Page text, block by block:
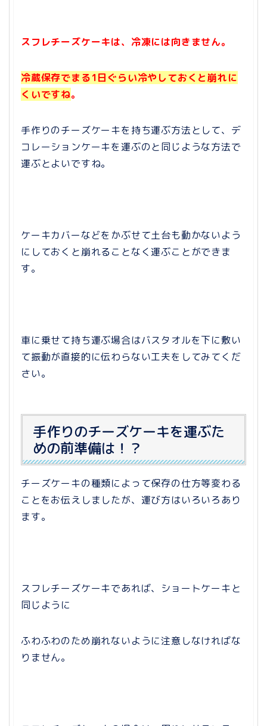
スフレチーズケーキは、冷凍には向きません。
冷蔵保存でまる1日ぐらい冷やしておくと崩れに
くいですね。
手作りのチーズケーキを持ち運ぶ方法として、デ
コレーションケーキを運ぶのと同じような方法で
運ぶとよいですね。
ケーキカバーなどをかぶせて土台も動かないよう
にしておくと崩れることなく運ぶことができま
す。
車に乗せて持ち運ぶ場合はバスタオルを下に敷い
て振動が直接的に伝わらない工夫をしてみてくだ
さい。
手作りのチーズケーキを運ぶた
めの前準備は！？
チーズケーキの種類によって保存の仕方等変わる
ことをお伝えしましたが、運び方はいろいろあり
ます。
スフレチーズケーキであれば、ショートケーキと
同じように
ふわふわのため崩れないように注意しなければな
りません。